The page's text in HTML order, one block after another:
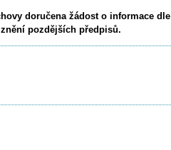
doručena žádost o informace dle
pozdějších předpisů.